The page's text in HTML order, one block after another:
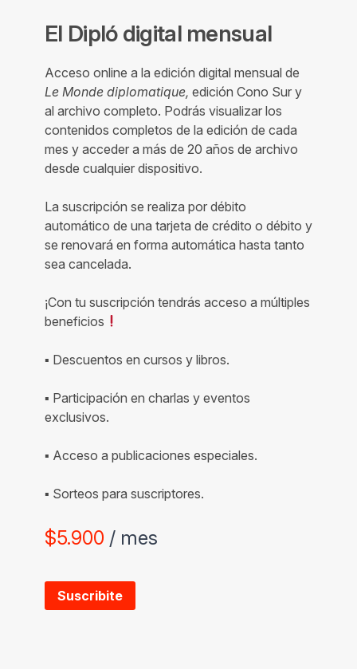
El Dipló digital mensual
Acceso online a la edición digital mensual de
Le Monde diplomatique, edición Cono Sur y
al archivo completo. Podrás visualizar los
contenidos completos de la edición de cada
mes y acceder a más de 20 años de archivo
desde cualquier dispositivo.
La suscripción se realiza por débito
automático de una tarjeta de crédito o débito y
se renovará en forma automática hasta tanto
sea cancelada.
¡Con tu suscripción tendrás acceso a múltiples
beneficios
▪ Descuentos en cursos y libros.
▪ Participación en charlas y eventos
exclusivos.
▪ Acceso a publicaciones especiales.
▪ Sorteos para suscriptores.
$5.900 / mes
Suscribite